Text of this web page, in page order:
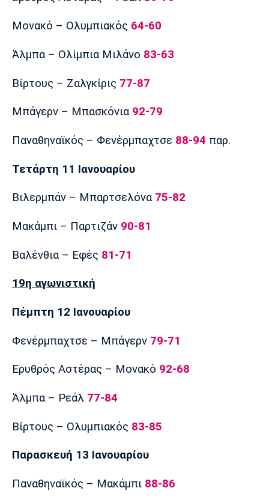
Μονακό – Ολυμπιακός 64-60
Άλμπα – Ολίμπια Μιλάνο 83-63
Βίρτους – Ζαλγκίρις 77-87
Μπάγερν – Μπασκόνια 92-79
Παναθηναϊκός – Φενέρμπαχτσε 88-94 παρ.
Τετάρτη 11 Ιανουαρίου
Βιλερμπάν – Μπαρτσελόνα 75-82
Μακάμπι – Παρτιζάν 90-81
Βαλένθια – Εφές 81-71
19η αγωνιστική
Πέμπτη 12 Ιανουαρίου
Φενέρμπαχτσε – Μπάγερν 79-71
Ερυθρός Αστέρας – Μονακό 92-68
Άλμπα – Ρεάλ 77-84
Βίρτους – Ολυμπιακός 83-85
Παρασκευή 13 Ιανουαρίου
Παναθηναϊκός – Μακάμπι 88-86